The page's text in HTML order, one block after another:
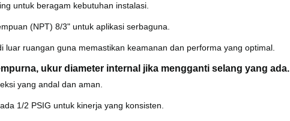
untuk beragam kebutuhan instalasi.
(NPT) 8/3" untuk aplikasi serbaguna.
ruangan guna memastikan keamanan dan performa yang optimal.
ukur diameter internal jika mengganti selang yang ada.
yang andal dan aman.
1/2 PSIG untuk kinerja yang konsisten.